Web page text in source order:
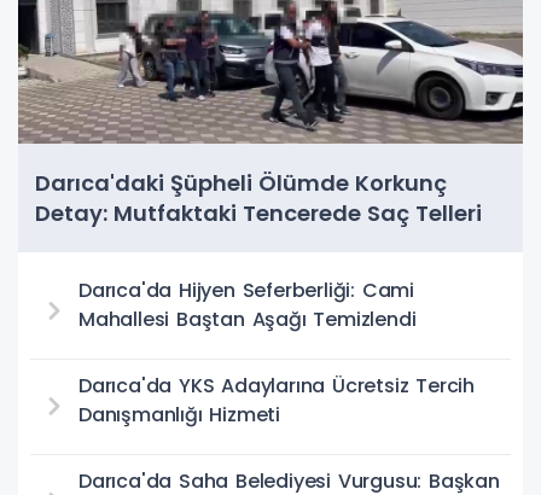
Darıca'daki Şüpheli Ölümde Korkunç
Detay: Mutfaktaki Tencerede Saç Telleri
Darıca'da Hijyen Seferberliği: Cami
Mahallesi Baştan Aşağı Temizlendi
Darıca'da YKS Adaylarına Ücretsiz Tercih
Danışmanlığı Hizmeti
Darıca'da Saha Belediyesi Vurgusu: Başkan